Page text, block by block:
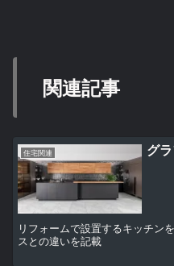
関連記事
住宅関連 グ
リフォームで設置するキッチン
スとの違いを記載